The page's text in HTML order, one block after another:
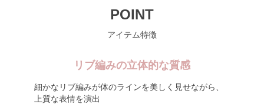
POINT
アイテム特徴
リブ編みの立体的な質感
細かなリブ編みが体のラインを美しく見せながら、
上質な表情を演出